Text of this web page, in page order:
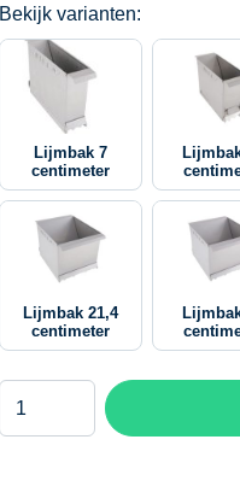
Bekijk varianten:
Lijmbak 7
centimeter
Lijmbak 21,4
centimeter
15